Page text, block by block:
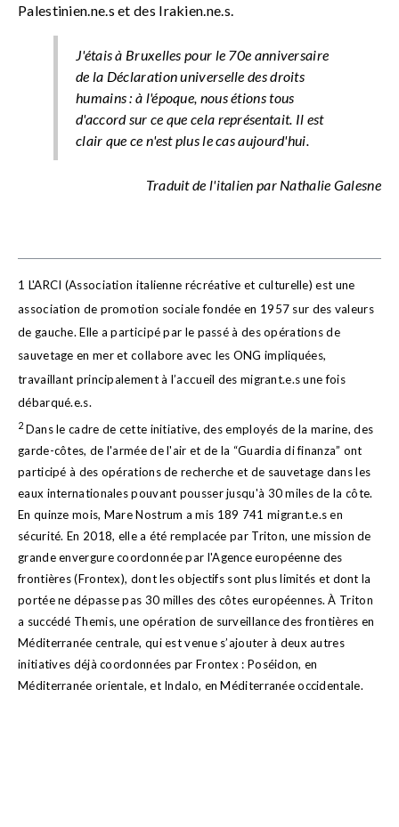
Palestinien.ne.s et des Irakien.ne.s.
J'étais à Bruxelles pour le 70e anniversaire
de la Déclaration universelle des droits
humains : à l'époque, nous étions tous
d'accord sur ce que cela représentait. Il est
clair que ce n'est plus le cas aujourd'hui.
Traduit de l'italien par Nathalie Galesne
1 L'ARCI (Association italienne récréative et culturelle) est une
association de promotion sociale fondée en 1957 sur des valeurs
de gauche. Elle a participé par le passé à des opérations de
sauvetage en mer et collabore avec les ONG impliquées,
travaillant principalement à l’accueil des migrant.e.s une fois
débarqué.e.s.
2 Dans le cadre de cette initiative, des employés de la marine, des
garde-côtes, de l'armée de l'air et de la “Guardia di finanza” ont
participé à des opérations de recherche et de sauvetage dans les
eaux internationales pouvant pousser jusqu'à 30 miles de la côte.
En quinze mois, Mare Nostrum a mis 189 741 migrant.e.s en
sécurité. En 2018, elle a été remplacée par Triton, une mission de
grande envergure coordonnée par l'Agence européenne des
frontières (Frontex), dont les objectifs sont plus limités et dont la
portée ne dépasse pas 30 milles des côtes européennes. À Triton
a succédé Themis, une opération de surveillance des frontières en
Méditerranée centrale, qui est venue s’ajouter à deux autres
initiatives déjà coordonnées par Frontex : Poséidon, en
Méditerranée orientale, et Indalo, en Méditerranée occidentale.